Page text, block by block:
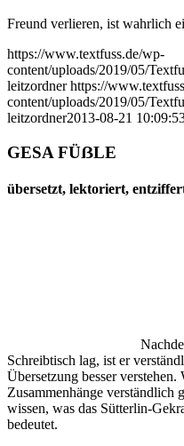
Freund verlieren, ist wahrlich
https://www.textfuss.de/wp-
content/uploads/2019/05/
leitzordner https://
content/uploads/2019/05/
leitzordner2013-08-21
GESA FÜẞLE
übersetzt, lektoriert,
Schreibtisch lag, ist er
Übersetzung besser
Zusammenhänge verständlich
wissen, was das Sütterlin-
bedeutet.